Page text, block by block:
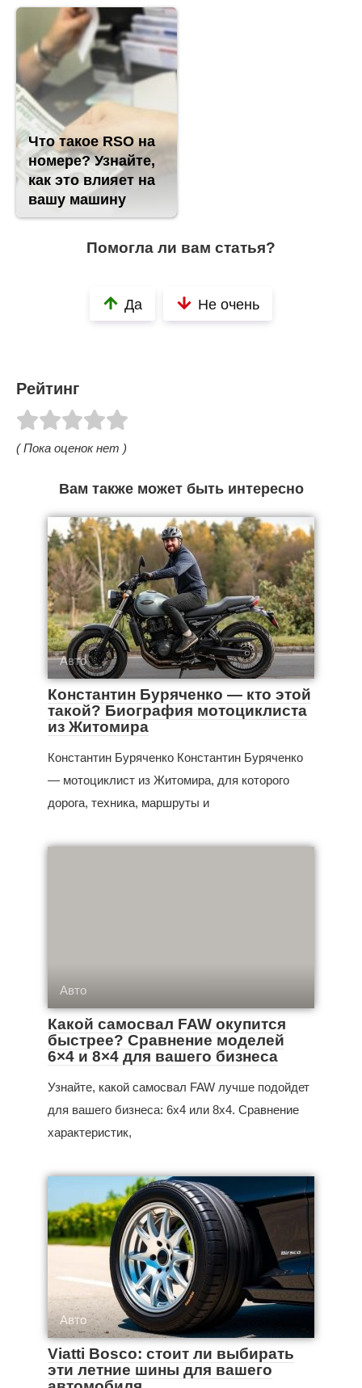
Что такое RSO на
номере? Узнайте,
как это влияет на
вашу машину
Помогла ли вам статья?
Да Не очень
Рейтинг
( Пока оценок нет )
Вам также может быть интересно
Авто
Константин Буряченко — кто этой
такой? Биография мотоциклиста
из Житомира
Константин Буряченко Константин Буряченко
— мотоциклист из Житомира, для которого
дорога, техника, маршруты и
Авто
Какой самосвал FAW окупится
быстрее? Сравнение моделей
6×4 и 8×4 для вашего бизнеса
Узнайте, какой самосвал FAW лучше подойдет
для вашего бизнеса: 6x4 или 8x4. Сравнение
характеристик,
Авто
Viatti Bosco: стоит ли выбирать
эти летние шины для вашего